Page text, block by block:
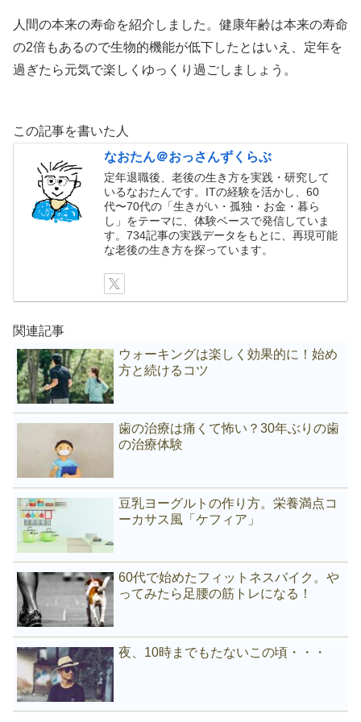
人間の本来の寿命を紹介しました。健康年齢は本来の寿命
の2倍もあるので生物的機能が低下したとはいえ、定年を
過ぎたら元気で楽しくゆっくり過ごしましょう。
この記事を書いた人
なおたん＠おっさんずくらぶ
定年退職後、老後の生き方を実践・研究して
いるなおたんです。ITの経験を活かし、60
代〜70代の「生きがい・孤独・お金・暮ら
し」をテーマに、体験ベースで発信していま
す。734記事の実践データをもとに、再現可能
な老後の生き方を探っています。
関連記事
ウォーキングは楽しく効果的に！始め
方と続けるコツ
歯の治療は痛くて怖い？30年ぶりの歯
の治療体験
豆乳ヨーグルトの作り方。栄養満点コ
ーカサス風「ケフィア」
60代で始めたフィットネスバイク。や
ってみたら足腰の筋トレになる！
夜、10時までもたないこの頃・・・